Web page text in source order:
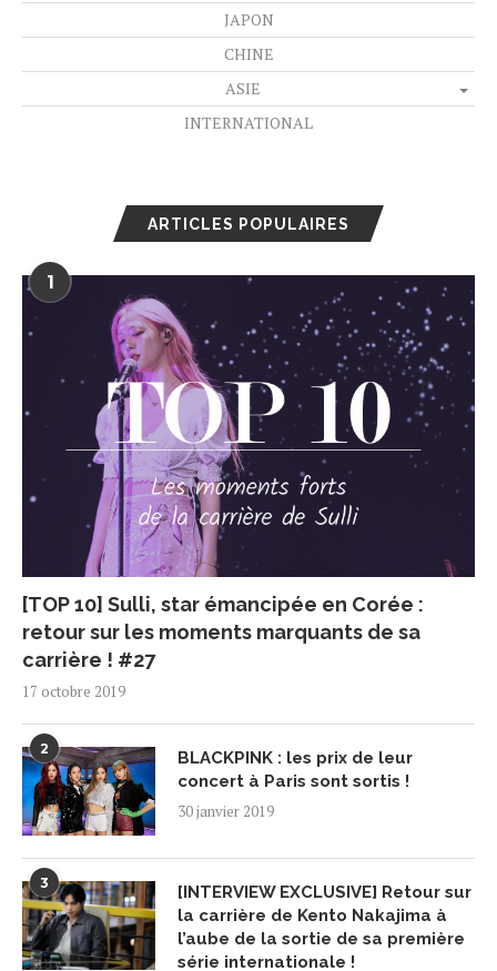
JAPON
CHINE
ASIE
INTERNATIONAL
ARTICLES POPULAIRES
1
[TOP 10] Sulli, star émancipée en Corée :
retour sur les moments marquants de sa
carrière ! #27
17 octobre 2019
2
BLACKPINK : les prix de leur
concert à Paris sont sortis !
30 janvier 2019
3
[INTERVIEW EXCLUSIVE] Retour sur
la carrière de Kento Nakajima à
l’aube de la sortie de sa première
série internationale !